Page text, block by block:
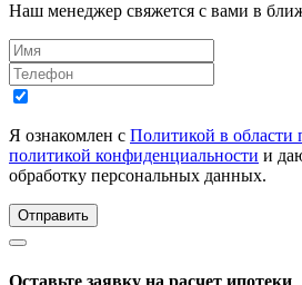
Наш менеджер свяжется с вами в
Я ознакомлен с Политикой в области
политикой конфиденциальности и
обработку персональных данных.
Отправить
Оставьте заявку на расчет ипотеки